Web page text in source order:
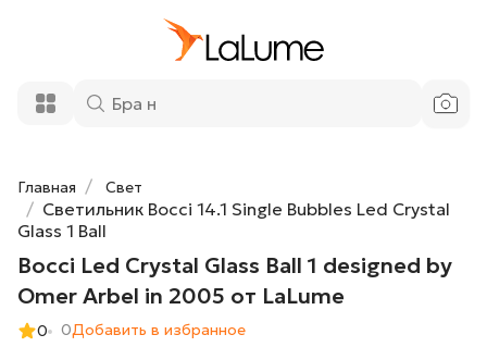
Главная Свет
Светильник Bocci 14.1 Single Bubbles Led Crystal
Glass 1 Ball
Bocci Led Crystal Glass Ball 1 designed by
Omer Arbel in 2005 от LaLume
0 0Добавить в избранное
Omer Arbel in 2005 от LaLume